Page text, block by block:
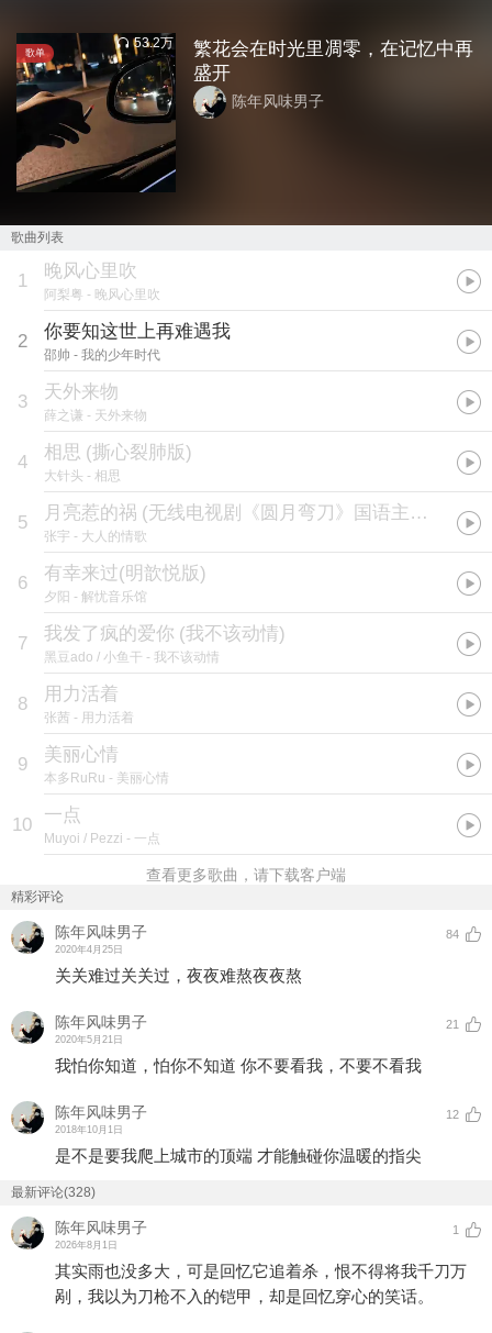
歌单
53.2万
繁花会在时光里凋零，在记忆中再
盛开
陈年风味男子
歌曲列表
1 晚风心里吹
阿梨粤 - 晚风心里吹
2 你要知这世上再难遇我
邵帅 - 我的少年时代
3 天外来物
薛之谦 - 天外来物
4 相思 (撕心裂肺版)
大针头 - 相思
5 月亮惹的祸 (无线电视剧《圆月弯刀》国语主题曲
张宇 - 大人的情歌
6 有幸来过(明歆悦版)
夕阳 - 解忧音乐馆
7 我发了疯的爱你 (我不该动情)
黑豆ado / 小鱼干 - 我不该动情
8 用力活着
张茜 - 用力活着
9 美丽心情
本多RuRu - 美丽心情
10 一点
Muyoi / Pezzi - 一点
查看更多歌曲，请下载客户端
精彩评论
陈年风味男子
2020年4月25日
84
关关难过关关过，夜夜难熬夜夜熬
陈年风味男子
2020年5月21日
21
我怕你知道，怕你不知道 你不要看我，不要不看我
陈年风味男子
2018年10月1日
12
是不是要我爬上城市的顶端 才能触碰你温暖的指尖
最新评论(328)
陈年风味男子
2026年8月1日
1
其实雨也没多大，可是回忆它追着杀，恨不得将我千刀万
剐，我以为刀枪不入的铠甲，却是回忆穿心的笑话。